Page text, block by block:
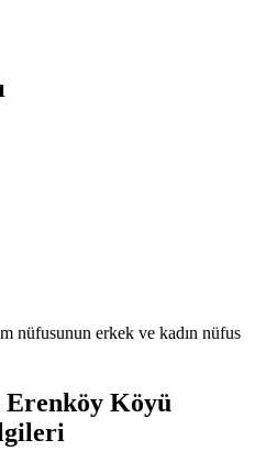
nüfusunun erkek ve kadın nüfus
Erenköy Köyü